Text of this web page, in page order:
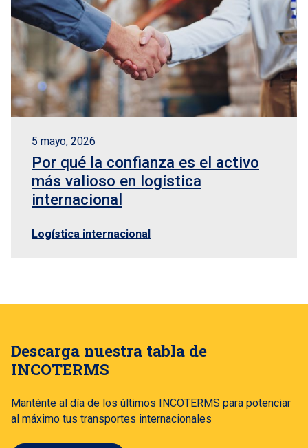
5 mayo, 2026
Por qué la confianza es el activo
más valioso en logística
internacional
Logística internacional
Descarga nuestra tabla de
INCOTERMS
Manténte al día de los últimos INCOTERMS para potenciar
al máximo tus transportes internacionales